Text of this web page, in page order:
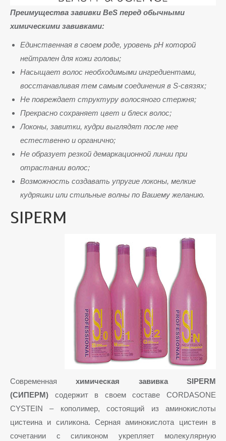
Преимущества завивки BeS перед обычными
химическими завивками:
Единственная в своем роде, уровень pH которой
нейтрален для кожи головы;
Насыщает волос необходимыми ингредиентами,
восстанавливая тем самым соединения в S-связях;
Не повреждает структуру волосяного стержня;
Прекрасно сохраняет цвет и блеск волос;
Локоны, завитки, кудри выглядят после нее
естественно и органично;
Не образует резкой демаркационной линии при
отрастании волос;
Возможность создавать упругие локоны, мелкие
кудряшки или стильные волны по Вашему желанию.
SIPERM
Современнаяхимическая завивка SIPERM
(СИПЕРМ) содержит в своем составе CORDASONE
CYSTEIN – кополимер, состоящий из аминокислоты
цистеина и силикона. Серная аминокислота цистеин в
сочетании с силиконом укрепляет молекулярную